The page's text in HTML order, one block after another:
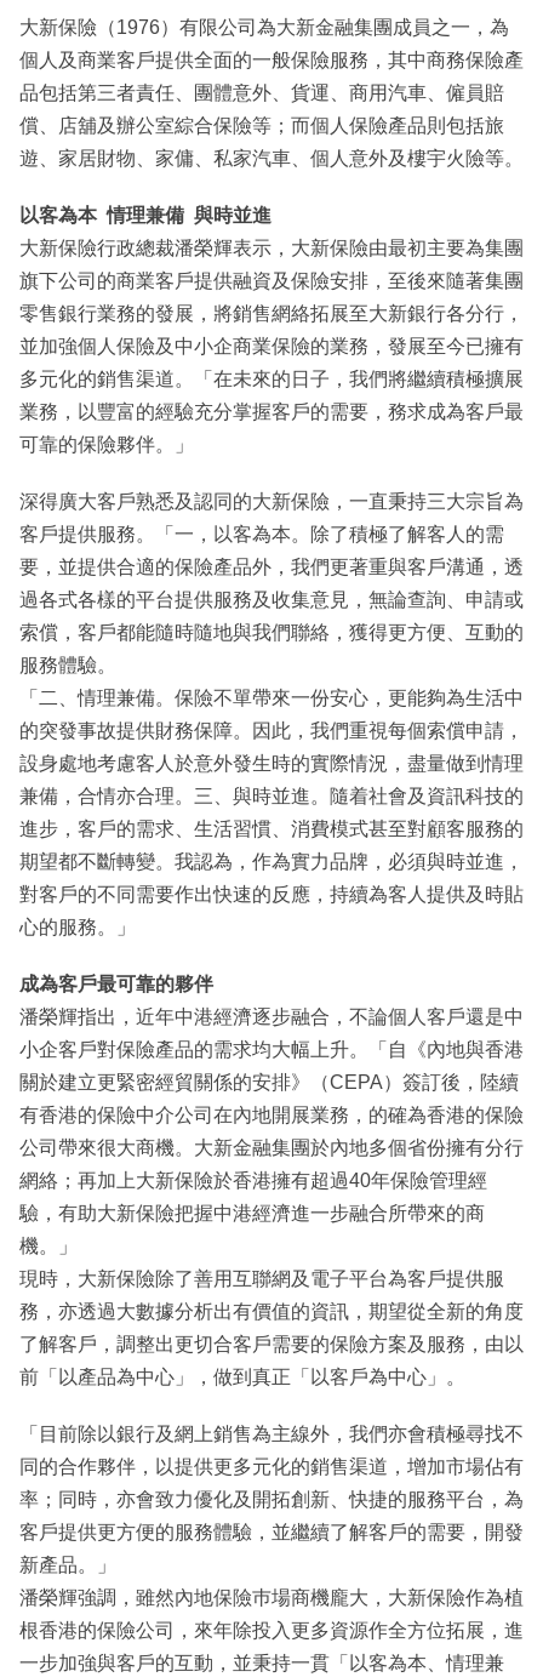
專
欄
訂
閱
區
大新保險（1976）有限公司為大新金融集團成員之一，為
個人及商業客戶提供全面的一般保險服務，其中商務保險產
品包括第三者責任、團體意外、貨運、商用汽車、僱員賠
償、店舖及辦公室綜合保險等；而個人保險產品則包括旅
遊、家居財物、家傭、私家汽車、個人意外及樓宇火險等。
以客為本 情理兼備 與時並進
大新保險行政總裁潘榮輝表示，大新保險由最初主要為集團
旗下公司的商業客戶提供融資及保險安排，至後來隨著集團
零售銀行業務的發展，將銷售網絡拓展至大新銀行各分行，
並加強個人保險及中小企商業保險的業務，發展至今已擁有
多元化的銷售渠道。「在未來的日子，我們將繼續積極擴展
業務，以豐富的經驗充分掌握客戶的需要，務求成為客戶最
可靠的保險夥伴。」
深得廣大客戶熟悉及認同的大新保險，一直秉持三大宗旨為
客戶提供服務。「一，以客為本。除了積極了解客人的需
要，並提供合適的保險產品外，我們更著重與客戶溝通，透
過各式各樣的平台提供服務及收集意見，無論查詢、申請或
索償，客戶都能隨時隨地與我們聯絡，獲得更方便、互動的
服務體驗。
「二、情理兼備。保險不單帶來一份安心，更能夠為生活中
的突發事故提供財務保障。因此，我們重視每個索償申請，
設身處地考慮客人於意外發生時的實際情況，盡量做到情理
兼備，合情亦合理。三、與時並進。隨着社會及資訊科技的
進步，客戶的需求、生活習慣、消費模式甚至對顧客服務的
期望都不斷轉變。我認為，作為實力品牌，必須與時並進，
對客戶的不同需要作出快速的反應，持續為客人提供及時貼
心的服務。」
成為客戶最可靠的夥伴
潘榮輝指出，近年中港經濟逐步融合，不論個人客戶還是中
小企客戶對保險產品的需求均大幅上升。「自《內地與香港
關於建立更緊密經貿關係的安排》（CEPA）簽訂後，陸續
有香港的保險中介公司在內地開展業務，的確為香港的保險
公司帶來很大商機。大新金融集團於內地多個省份擁有分行
網絡；再加上大新保險於香港擁有超過40年保險管理經
驗，有助大新保險把握中港經濟進一步融合所帶來的商
機。」
現時，大新保險除了善用互聯網及電子平台為客戶提供服
務，亦透過大數據分析出有價值的資訊，期望從全新的角度
了解客戶，調整出更切合客戶需要的保險方案及服務，由以
前「以產品為中心」，做到真正「以客戶為中心」。
「目前除以銀行及網上銷售為主線外，我們亦會積極尋找不
同的合作夥伴，以提供更多元化的銷售渠道，增加市場佔有
率；同時，亦會致力優化及開拓創新、快捷的服務平台，為
客戶提供更方便的服務體驗，並繼續了解客戶的需要，開發
新產品。」
潘榮輝強調，雖然內地保險巿場商機龐大，大新保險作為植
根香港的保險公司，來年除投入更多資源作全方位拓展，進
一步加強與客戶的互動，並秉持一貫「以客為本、情理兼